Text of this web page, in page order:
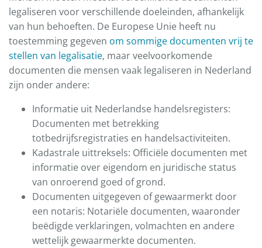
legaliseren voor verschillende doeleinden, afhankelijk
van hun behoeften. De Europese Unie heeft nu
toestemming gegeven om sommige documenten vrij te
stellen van legalisatie, maar veelvoorkomende
documenten die mensen vaak legaliseren in Nederland
zijn onder andere:
Informatie uit Nederlandse handelsregisters:
Documenten met betrekking
totbedrijfsregistraties en handelsactiviteiten.
Kadastrale uittreksels: Officiële documenten met
informatie over eigendom en juridische status
van onroerend goed of grond.
Documenten uitgegeven of gewaarmerkt door
een notaris: Notariële documenten, waaronder
beëdigde verklaringen, volmachten en andere
wettelijk gewaarmerkte documenten.